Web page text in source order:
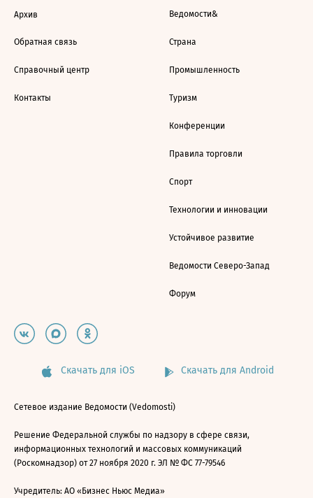
Архив
Обратная связь
Справочный центр
Контакты
Ведомости&
Страна
Промышленность
Туризм
Конференции
Правила торговли
Спорт
Технологии и инновации
Устойчивое развитие
Ведомости Северо-Запад
Форум
Скачать для iOS Скачать для Android
Сетевое издание Ведомости (Vedomosti)
Решение Федеральной службы по надзору в сфере связи,
информационных технологий и массовых коммуникаций
(Роскомнадзор) от 27 ноября 2020 г. ЭЛ № ФС 77-79546
Учредитель: АО «Бизнес Ньюс Медиа»